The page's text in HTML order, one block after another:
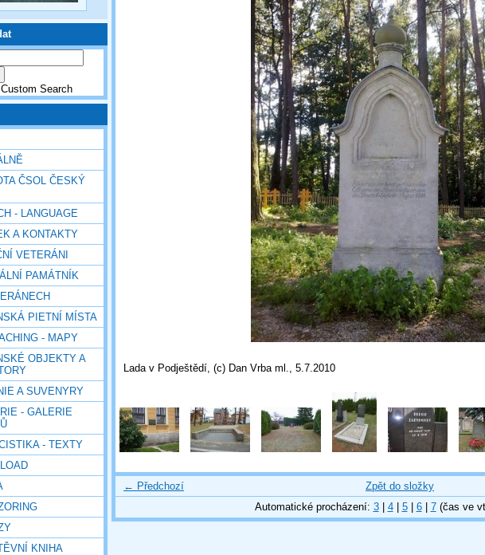
ČSOL ČESKÝ
- LANGUAGE
A KONTAKTY
VETERÁNI
PAMÁTNÍK
PIETNÍ MÍSTA
- MAPY
OBJEKTY A
A SUVENYRY
- GALERIE
- TEXTY
KNIHA
Lada v Podještědí, (c) Dan Vrba ml., 5.7.2010
← Předchozí
Zpět do složky
Automatické procházení: 3| 4| 5| 6| 7(čas ve